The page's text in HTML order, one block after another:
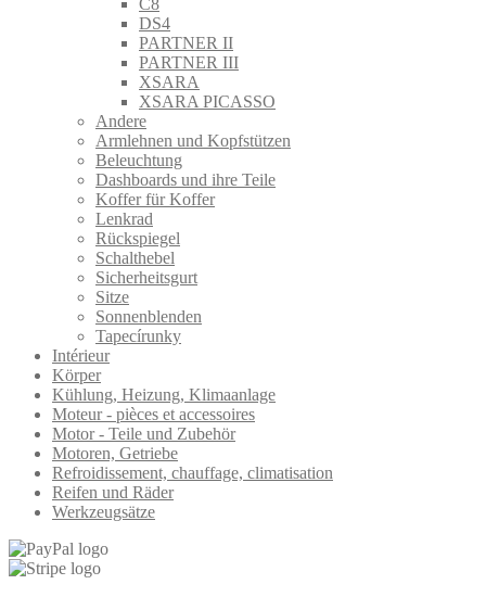
C8
DS4
PARTNER II
PARTNER III
XSARA
XSARA PICASSO
Andere
Armlehnen und Kopfstützen
Beleuchtung
Dashboards und ihre Teile
Koffer für Koffer
Lenkrad
Rückspiegel
Schalthebel
Sicherheitsgurt
Sitze
Sonnenblenden
Tapecírunky
Intérieur
Körper
Kühlung, Heizung, Klimaanlage
Moteur - pièces et accessoires
Motor - Teile und Zubehör
Motoren, Getriebe
Refroidissement, chauffage, climatisation
Reifen und Räder
Werkzeugsätze